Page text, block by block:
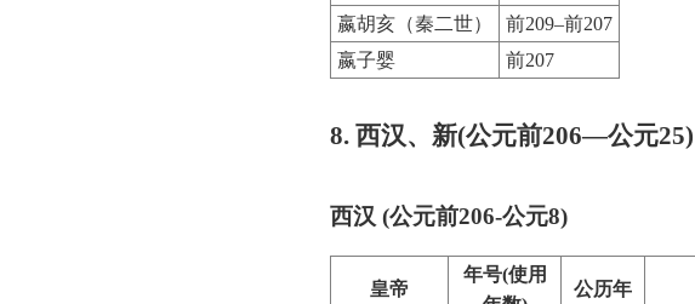
嬴胡亥（秦二世）
前209–前207
嬴子婴
前207
8. 西汉、新(公元前206—公元25)
西汉 (公元前206-公元8)
皇帝
年号(使用
公历年